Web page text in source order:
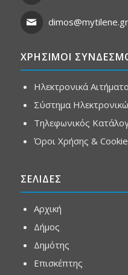
dimos@mytilene.gr
ΧΡΗΣΙΜΟΙ
Ηλεκτρονικά
Σύστημα
Τηλεφωνικός
Όροι Χρήσης &
ΣΕΛΙΔΕΣ
Αρχική
Δήμος
Δημότης
Επισκέπτης